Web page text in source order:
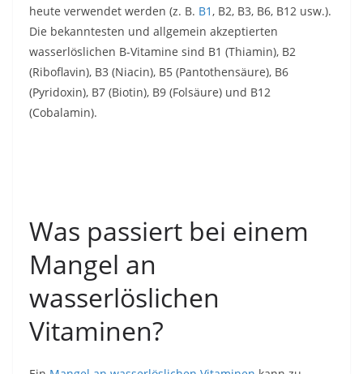
heute verwendet werden (z. B. B1, B2, B3, B6, B12 usw.).
Die bekanntesten und allgemein akzeptierten
wasserlöslichen B-Vitamine sind B1 (Thiamin), B2
(Riboflavin), B3 (Niacin), B5 (Pantothensäure), B6
(Pyridoxin), B7 (Biotin), B9 (Folsäure) und B12
(Cobalamin).
Was passiert bei einem
Mangel an
wasserlöslichen
Vitaminen?